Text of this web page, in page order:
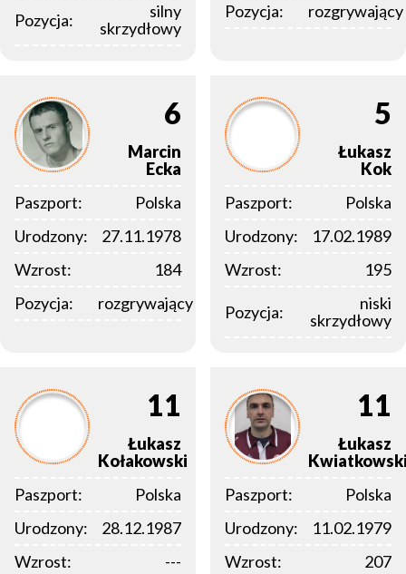
Pozycja:
silny
skrzydłowy
Pozycja:
rozgrywający
6
Marcin
Ecka
Paszport:
Polska
Urodzony:
27.11.1978
Wzrost:
184
Pozycja:
rozgrywający
5
Łukasz
Kok
Paszport:
Polska
Urodzony:
17.02.1989
Wzrost:
195
Pozycja:
niski
skrzydłowy
11
Łukasz
Kołakowski
Paszport:
Polska
Urodzony:
28.12.1987
Wzrost:
---
11
Łukasz
Paszport:
Polska
Urodzony:
11.02.1979
Wzrost:
207